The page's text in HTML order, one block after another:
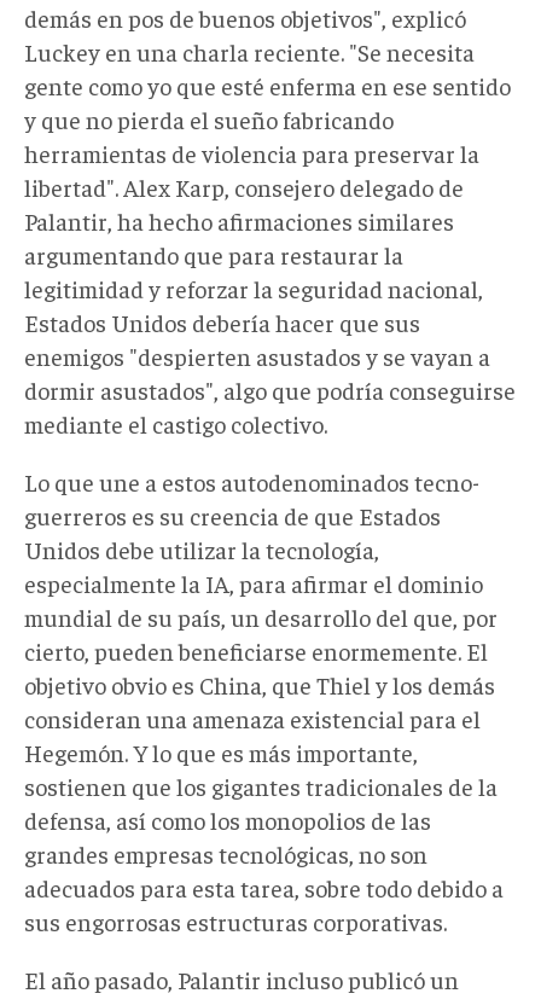
demás en pos de buenos objetivos", explicó
Luckey en una charla reciente. "Se necesita
gente como yo que esté enferma en ese sentido
y que no pierda el sueño fabricando
herramientas de violencia para preservar la
libertad". Alex Karp, consejero delegado de
Palantir, ha hecho afirmaciones similares
argumentando que para restaurar la
legitimidad y reforzar la seguridad nacional,
Estados Unidos debería hacer que sus
enemigos "despierten asustados y se vayan a
dormir asustados", algo que podría conseguirse
mediante el castigo colectivo.
Lo que une a estos autodenominados tecno-
guerreros es su creencia de que Estados
Unidos debe utilizar la tecnología,
especialmente la IA, para afirmar el dominio
mundial de su país, un desarrollo del que, por
cierto, pueden beneficiarse enormemente. El
objetivo obvio es China, que Thiel y los demás
consideran una amenaza existencial para el
Hegemón. Y lo que es más importante,
sostienen que los gigantes tradicionales de la
defensa, así como los monopolios de las
grandes empresas tecnológicas, no son
adecuados para esta tarea, sobre todo debido a
sus engorrosas estructuras corporativas.
El año pasado, Palantir incluso publicó un